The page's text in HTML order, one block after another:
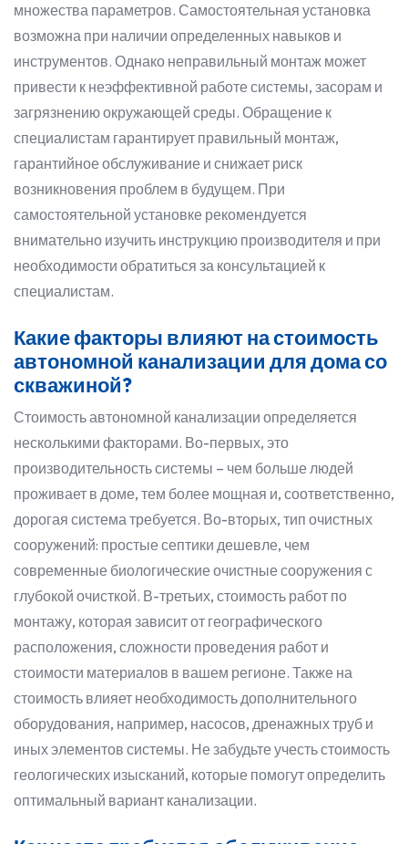
множества параметров. Самостоятельная установка
возможна при наличии определенных навыков и
инструментов. Однако неправильный монтаж может
привести к неэффективной работе системы, засорам и
загрязнению окружающей среды. Обращение к
специалистам гарантирует правильный монтаж,
гарантийное обслуживание и снижает риск
возникновения проблем в будущем. При
самостоятельной установке рекомендуется
внимательно изучить инструкцию производителя и при
необходимости обратиться за консультацией к
специалистам.
Какие факторы влияют на стоимость
автономной канализации для дома со
скважиной?
Стоимость автономной канализации определяется
несколькими факторами. Во-первых, это
производительность системы – чем больше людей
проживает в доме, тем более мощная и, соответственно,
дорогая система требуется. Во-вторых, тип очистных
сооружений: простые септики дешевле, чем
современные биологические очистные сооружения с
глубокой очисткой. В-третьих, стоимость работ по
монтажу, которая зависит от географического
расположения, сложности проведения работ и
стоимости материалов в вашем регионе. Также на
стоимость влияет необходимость дополнительного
оборудования, например, насосов, дренажных труб и
иных элементов системы. Не забудьте учесть стоимость
геологических изысканий, которые помогут определить
оптимальный вариант канализации.